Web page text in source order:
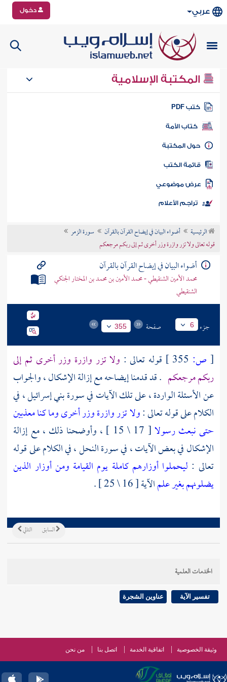
عربي دخول
المكتبة الإسلامية
كتب PDF
كتاب الأمة
المكتبة
الكتب
موضوعي
تراجم الأعلام
الرئيسية أضواء البيان في إيضاح القرآن بالقرآن
سورة الزمر
قوله تعالى ولا تزر وازرة وزر أخرى ثم إلى ربكم مرجعكم
أضواء البيان في إيضاح القرآن بالقرآن
محمد الأمين الشنقيطي - محمد الأمين بن محمد بن المختار الجنكي
الشنقيطي
جزء 6 صفحة 355
[ ص: قوله تعالى : ولا تزر وازرة وزر أخرى ثم إلى
ربكم مرجعكم . قد قدمنا إيضاحه مع إزالة الإشكال ، والجواب
عن الأسئلة الواردة ، على تلك الآيات في سورة بني إسرائيل ، في
الكلام على قوله تعالى :ولا تزر وازرة وزر أخرى وما كنا معذبين
حتى نبعث رسولا
[ 17 \ 15 ] ، وأوضحنا ذلك ، مع إزالة
الإشكال في بعض الآيات ، في سورة النحل ، في الكلام على قوله
تعالى : ليحملوا أوزارهم كاملة يوم القيامة ومن أوزار الذين
يضلونهم بغير علمالآية [ 16 \ 25 ] .
التالي السابق
الخدمات العلمية
تفسير الآية عناوين الشجرة
وثيقة الخصوصية اتفاقية الخدمة اتصل بنا من نحن